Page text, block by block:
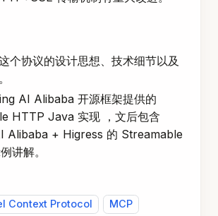
个协议的设计思想、技术细节以及
AI Alibaba 开源框架提供的
HTTP Java 实现 ，文后包含
Alibaba + Higress 的 Streamable
讲解。
Context Protocol
MCP